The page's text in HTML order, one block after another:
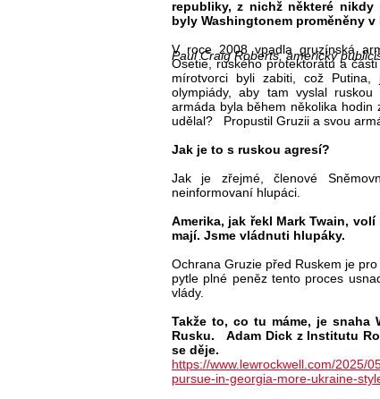
Paul Craig Roberts, americký
republiky, z nichž některé nikdy
byly Washingtonem proměněny v
V roce 2008 vpadla gruzínská
Osetie, ruského protektorátu a
mírotvorci byli zabiti, což
olympiády, aby tam vyslal ruskou
armáda byla během několika
udělal? Propustil Gruzii a svou
Jak je to s ruskou agresí?
Jak je zřejmé, členové
neinformovaní hlupáci.
Amerika, jak řekl Mark Twain,
mají. Jsme vládnuti hlupáky.
Ochrana Gruzie před Ruskem je
pytle plné peněz tento proces
vlády.
Takže to, co tu máme, je
Rusku. Adam Dick z Institutu
se děje.
https://www.lewrockwell.com/2025/
pursue-in-georgia-more-ukraine-